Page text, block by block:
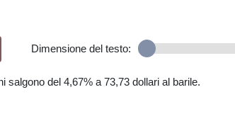
Dimensione del testo:
salgono del 4,67% a 73,73 dollari al barile.